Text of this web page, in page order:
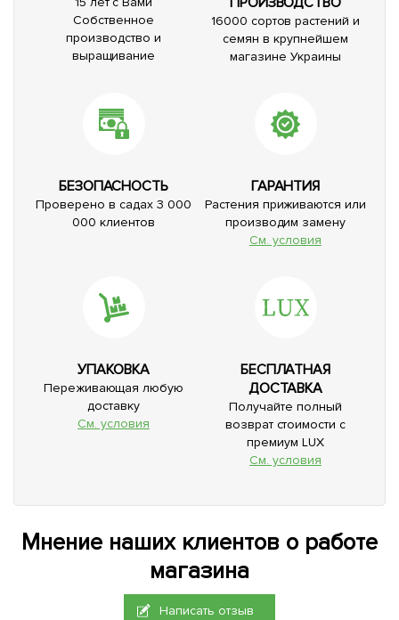
Собственное
производство и
выращивание
16000 сортов растений и
семян в крупнейшем
магазине Украины
БЕЗОПАСНОСТЬ
Проверено в садах 3 000
000 клиентов
ГАРАНТИЯ
Растения приживаются или
производим замену
См. условия
УПАКОВКА
Переживающая любую
доставку
См. условия
БЕСПЛАТНАЯ
ДОСТАВКА
Получайте полный
возврат стоимости с
премиум LUX
См. условия
Мнение наших клиентов о работе
магазина
Написать отзыв